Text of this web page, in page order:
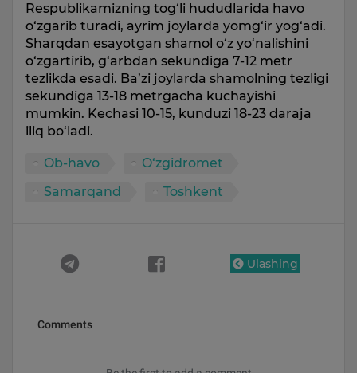
Respublikamizning tog‘li hududlarida havo
o‘zgarib turadi, ayrim joylarda yomg‘ir yog‘adi.
Sharqdan esayotgan shamol o‘z yo‘nalishini
o‘zgartirib, g‘arbdan sekundiga 7-12 metr
tezlikda esadi. Ba’zi joylarda shamolning tezligi
sekundiga 13-18 metrgacha kuchayishi
mumkin. Kechasi 10-15, kunduzi 18-23 daraja
iliq bo‘ladi.
Ob-havo
O‘zgidromet
Samarqand
Toshkent
Ulashing